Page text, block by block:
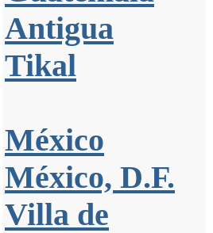
Antigua
Tikal
México
México, D.F.
Villa de